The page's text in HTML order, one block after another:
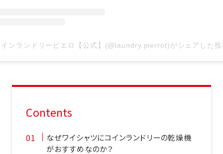
ンランドリーピエロ【公式】(@laundry.pierrot)がシェアした
Contents
なぜワイシャツにコインランドリーの乾燥機
がおすすめなのか？